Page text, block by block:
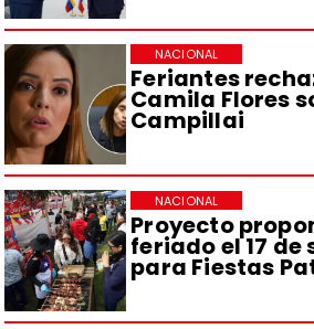
Feriantes
Camila Flores
Campillai
NACIONAL
Proyecto
feriado el 17
para Fiestas
NACIONAL